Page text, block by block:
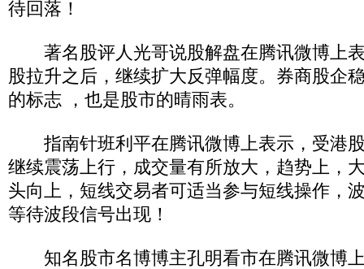
待回落！
著名股评人光哥说股解盘在腾讯微博上
股拉升之后，继续扩大反弹幅度。券商股企
的标志 ，也是股市的晴雨表。
指南针班利平在腾讯微博上表示，受港
继续震荡上行，成交量有所放大，趋势上，
头向上，短线交易者可适当参与短线操作，
等待波段信号出现！
知名股市名博博主孔明看市在腾讯微博